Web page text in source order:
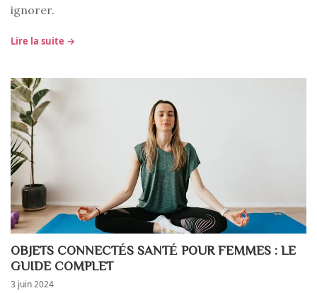
ignorer.
Lire la suite →
OBJETS CONNECTÉS SANTÉ POUR FEMMES : LE
GUIDE COMPLET
3 juin 2024